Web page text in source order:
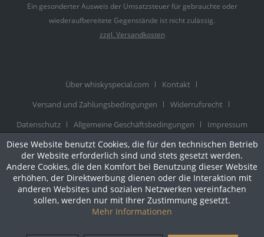
Ein gesonderter Ausweis der Umsatzsteuer für gebrauchte oder
wiederaufbereitete Gegenstände ist nicht zulässig.
zzgl. Versandkosten
Über whiskyspecial.com
Kontakt
Versand und Zahlungsbedingungen
Widerrufsrecht
Datenschutz
Allgemeine Geschäftsbedingungen
Impressum
© Realisiert mit Shopware | Theme atmos by Zenit Design
Diese Website benutzt Cookies, die für den technischen Betrieb
der Website erforderlich sind und stets gesetzt werden.
Andere Cookies, die den Komfort bei Benutzung dieser Website
erhöhen, der Direktwerbung dienen oder die Interaktion mit
anderen Websites und sozialen Netzwerken vereinfachen
sollen, werden nur mit Ihrer Zustimmung gesetzt.
Mehr Informationen